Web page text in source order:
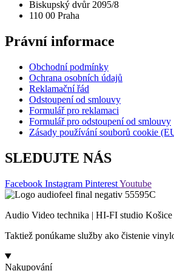
Biskupský dvůr 2095/8
110 00 Praha
Právní informace
Obchodní podmínky
Ochrana osobních údajů
Reklamační řád
Odstoupení od smlouvy
Formulář pro reklamaci
Formulář pro odstoupení od smlouvy
Zásady používání souborů cookie
SLEDUJTE NÁS
Facebook Instagram PinterestYoutube
Audio Video technika | HI-FI studio
Taktiež ponúkame služby ako čistenie
Nakupování